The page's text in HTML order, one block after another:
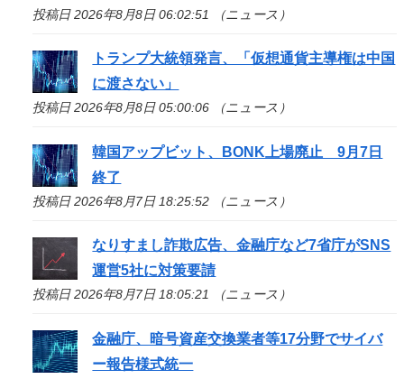
投稿日 2026年8月8日 06:02:51 （ニュース）
トランプ大統領発言、「仮想通貨主導権は中国
に渡さない」
投稿日 2026年8月8日 05:00:06 （ニュース）
韓国アップビット、BONK上場廃止 9月7日
終了
投稿日 2026年8月7日 18:25:52 （ニュース）
なりすまし詐欺広告、金融庁など7省庁がSNS
運営5社に対策要請
投稿日 2026年8月7日 18:05:21 （ニュース）
金融庁、暗号資産交換業者等17分野でサイバ
ー報告様式統一